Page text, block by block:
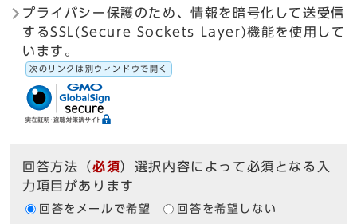
プライバシー保護のため、情報を暗号化して送受信
するSSL(Secure Sockets Layer)機能を使用して
います。
次のリンクは別ウィンドウで開く
回答方法 （必須）選択内容によって必須となる入
力項目があります
回答をメールで希望 回答を希望しない